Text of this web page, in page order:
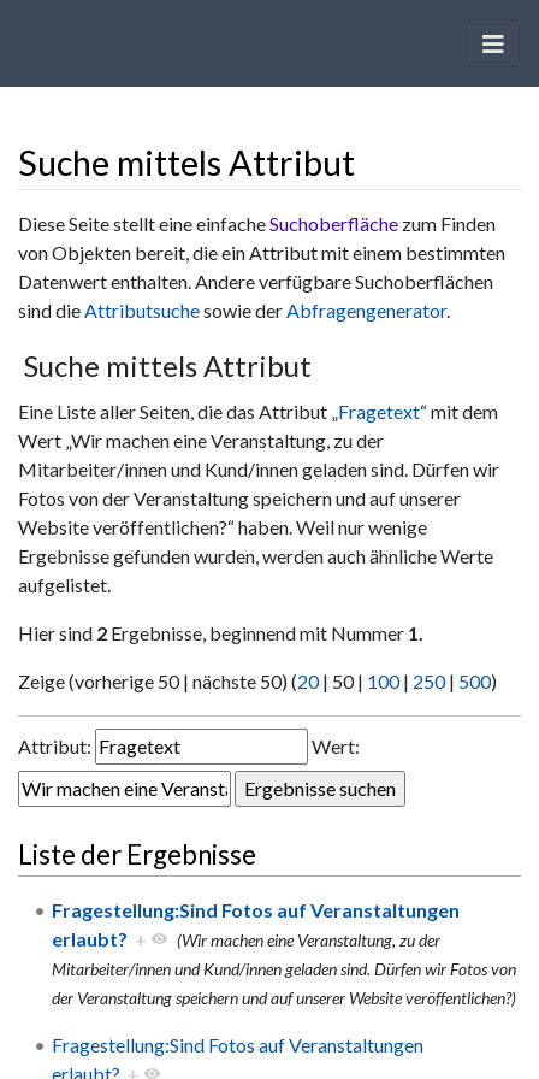
Suche mittels Attribut
Wechseln zu:Navigation,Suche
Diese Seite stellt eine einfacheSuchoberfläche zum Finden
von Objekten bereit, die ein Attribut mit einem bestimmten
Datenwert enthalten. Andere verfügbare Suchoberflächen
sind dieAttributsuchesowie derAbfragengenerator.
Suche mittels Attribut
Eine Liste aller Seiten, die das Attribut „Fragetext“ mit dem
Wert „Wir machen eine Veranstaltung, zu der
Mitarbeiter/innen und Kund/innen geladen sind. Dürfen wir
Fotos von der Veranstaltung speichern und auf unserer
Website veröffentlichen?“ haben. Weil nur wenige
Ergebnisse gefunden wurden, werden auch ähnliche Werte
aufgelistet.
Hier sind 2 Ergebnisse, beginnend mit Nummer 1.
Zeige (vorherige 50 | nächste 50) (20| 50| 100| 250| 500)
Attribut: Wert:
Liste der Ergebnisse
Fragestellung:Sind Fotos auf Veranstaltungen
erlaubt? +
(Wir machen eine Veranstaltung, zu der
Mitarbeiter/innen und Kund/innen geladen sind. Dürfen wir Fotos von
der Veranstaltung speichern und auf unserer Website veröffentlichen?)
Fragestellung:Sind Fotos auf Veranstaltungen
erlaubt? +